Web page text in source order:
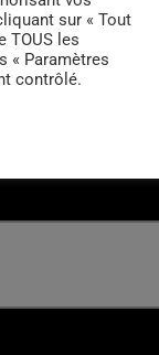
* sont
sur « Tout
TOUS les
« Paramètres
contrôlé.